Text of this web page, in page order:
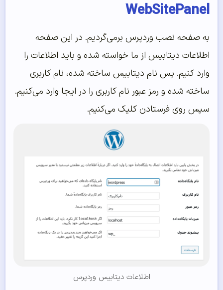
WebSitePanel
به صفحه نصب وردپرس برمی‌گردیم. در این صفحه
اطلاعات دیتابیس از ما خواسته شده و باید اطلاعات را
وارد کنیم. پس نام دیتابیس ساخته شده، نام کاربری
ساخته شده و رمز عبور نام کاربری را در ایجا وارد می‌کنیم.
سپس روی فرستادن کلیک می‌کنیم.
اطلاعات دیتابیس وردپرس